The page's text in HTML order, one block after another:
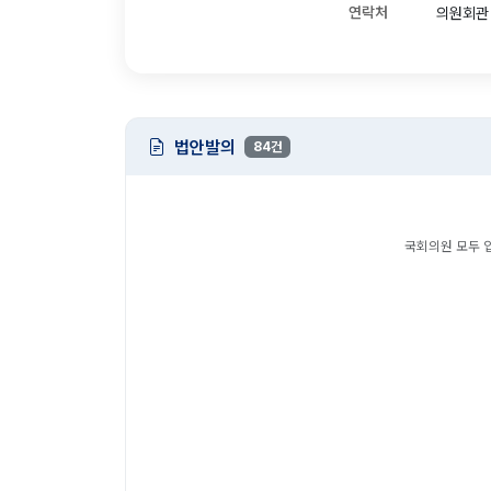
연락처 의원회
법안발의 84건
국회의원 모두